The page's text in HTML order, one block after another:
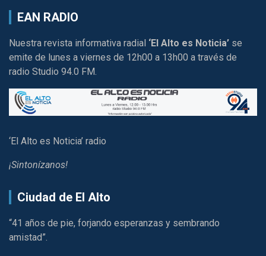
EAN RADIO
Nuestra revista informativa radial ‘El Alto es Noticia’ se
emite de lunes a viernes de 12h00 a 13h00 a través de
radio Studio 94.0 FM.
‘El Alto es Noticia’ radio
¡Sintonízanos!
Ciudad de El Alto
“41 años de pie, forjando esperanzas y sembrando
amistad”.